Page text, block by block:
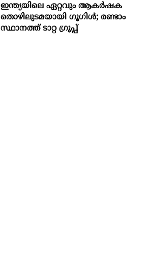
ഇന്ത്യയിലെ ഏറ്റവും ആകര്‍ഷക
തൊഴിലുടമയായി ഗൂഗിള്‍; രണ്ടാം
സ്ഥാനത്ത് ടാറ്റ ഗ്രൂപ്പ്